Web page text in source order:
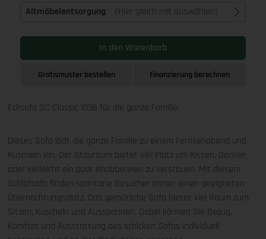
Altmöbelentsorgung (Hier gleich mit auswählen)
In den Warenkorb
Gratismuster bestellen Finanzierung berechnen
Ecksofa SC Classic 1036 für die ganze Familie.
Dieses Sofa lädt die ganze Familie zu einem Fernsehabend und
Kuscheln ein. Der Stauraum bietet viel Platz um Kissen, Decken
oder vielleicht ein paar Knabbereien zu verstauen. Mit diesem
Schlafsofa finden spontane Besucher immer einen geeigneten
Übernachtungsplatz. Das gemütliche Sofa bietet viel Raum zum
Sitzen, Kuscheln und Ausspannen. Dabei können Sie Bezug,
Komfort und Ausstattung des schicken Sofas individuell